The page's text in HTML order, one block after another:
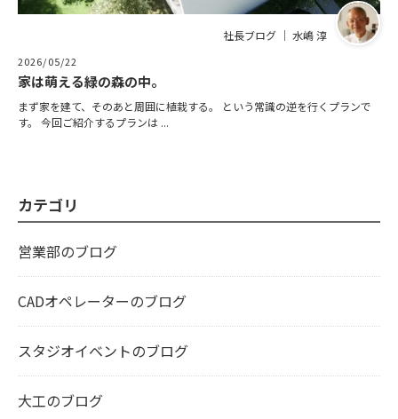
社長ブログ ｜ 水嶋 淳
2026/05/22
家は萌える緑の森の中。
まず家を建て、そのあと周囲に植栽する。 という常識の逆を行くプランで
す。 今回ご紹介するプランは ...
カテゴリ
営業部のブログ
CADオペレーターのブログ
スタジオイベントのブログ
大工のブログ